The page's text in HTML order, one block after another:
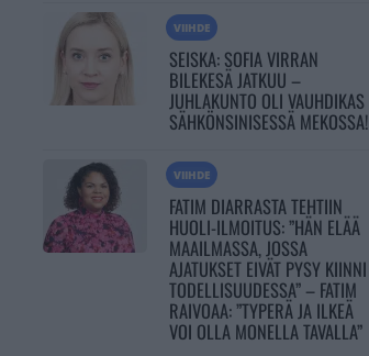
VIIHDE
SEISKA: SOFIA VIRRAN
BILEKESÄ JATKUU –
JUHLAKUNTO OLI VAUHDIKAS
SÄHKÖNSINISESSÄ MEKOSSA!
VIIHDE
FATIM DIARRASTA TEHTIIN
HUOLI-ILMOITUS: ”HÄN ELÄÄ
MAAILMASSA, JOSSA
AJATUKSET EIVÄT PYSY KIINNI
TODELLISUUDESSA” – FATIM
RAIVOAA: ”TYPERÄ JA ILKEÄ
VOI OLLA MONELLA TAVALLA”